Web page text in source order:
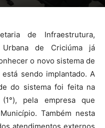
de Infraestrutura,
Urbana de Criciúma já
o novo sistema de
sendo implantado. A
do sistema foi feita na
pela empresa que
Também nesta